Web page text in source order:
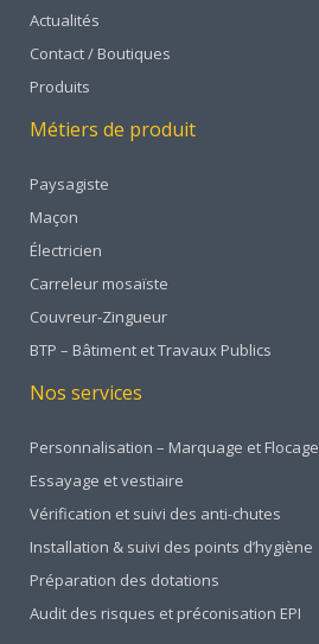
Actualités
Contact / Boutiques
Produits
Métiers de produit
Paysagiste
Maçon
Électricien
Carreleur mosaïste
Couvreur-Zingueur
BTP – Bâtiment et Travaux Publics
Nos services
Personnalisation – Marquage et Flocage
Essayage et vestiaire
Vérification et suivi des anti-chutes
Installation & suivi des points d’hygiène
Préparation des dotations
Audit des risques et préconisation EPI